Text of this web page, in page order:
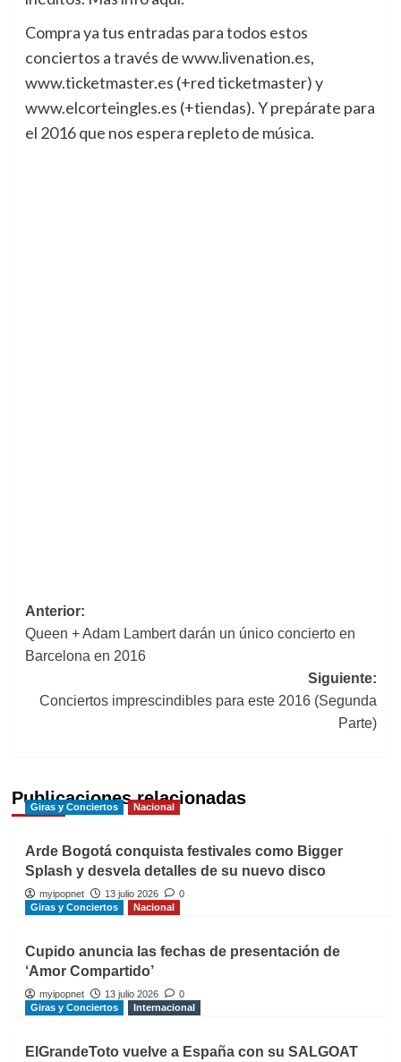
Compra ya tus entradas para todos estos
conciertos a través de www.livenation.es,
www.ticketmaster.es (+red ticketmaster) y
www.elcorteingles.es (+tiendas). Y prepárate para
el 2016 que nos espera repleto de música.
Navegación
de
Anterior:
Queen + Adam Lambert darán un único concierto en
Barcelona en 2016
Siguiente:
Conciertos imprescindibles para este 2016 (Segunda
Parte)
Publicaciones relacionadas
Giras y Conciertos Nacional
Arde Bogotá conquista festivales como Bigger
Splash y desvela detalles de su nuevo disco
myipopnet 13 julio 2026
0
Giras y Conciertos
Nacional
Cupido anuncia las fechas de presentación de
‘Amor Compartido’
myipopnet 13 julio 2026
0
Giras y Conciertos
Internacional
ElGrandeToto vuelve a España con su SALGOAT